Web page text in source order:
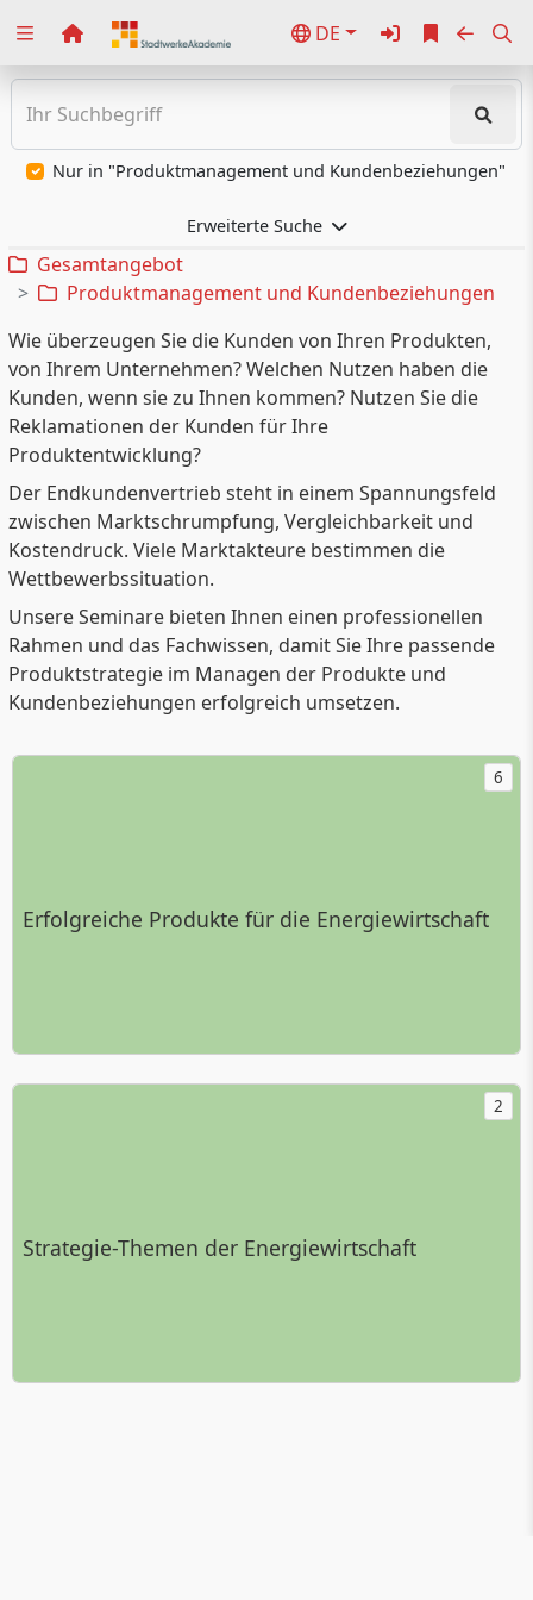
DE
Zuklappen
Loading
Loading
Loading
Loading
Nur in "Produktmanagement und Kundenbeziehungen"
Erweiterte Suche
Gesamtangebot
Produktmanagement und Kundenbeziehungen
Wie überzeugen Sie die Kunden von Ihren Produkten,
von Ihrem Unternehmen? Welchen Nutzen haben die
Kunden, wenn sie zu Ihnen kommen? Nutzen Sie die
Reklamationen der Kunden für Ihre
Produktentwicklung?
Der Endkundenvertrieb steht in einem Spannungsfeld
zwischen Marktschrumpfung, Vergleichbarkeit und
Kostendruck. Viele Marktakteure bestimmen die
Wettbewerbssituation.
Unsere Seminare bieten Ihnen einen professionellen
Rahmen und das Fachwissen, damit Sie Ihre passende
Produktstrategie im Managen der Produkte und
Kundenbeziehungen erfolgreich umsetzen.
6
Erfolgreiche Produkte für die Energiewirtschaft
2
Strategie-Themen der Energiewirtschaft